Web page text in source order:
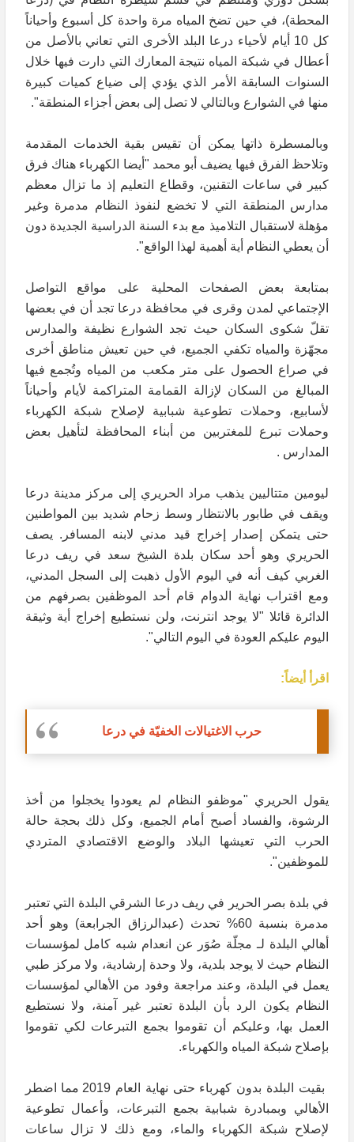
المحطة)، في حين تضخ المياه مرة واحدة كل أسبوع وأحياناً
كل 10 أيام لأحياء درعا البلد الأخرى التي تعاني بالأصل من
أعطال في شبكة المياه نتيجة المعارك التي دارت فيها خلال
السنوات السابقة الأمر الذي يؤدي إلى ضياع كميات كبيرة
منها في الشوارع وبالتالي لا تصل إلى بعض أجزاء المنطقة".
وبالمسطرة ذاتها يمكن أن تقيس بقية الخدمات المقدمة
وتلاحظ الفرق فيها يضيف أبو محمد "أيضا الكهرباء هناك فرق
كبير في ساعات التقنين، وقطاع التعليم إذ ما تزال معظم
مدارس المنطقة التي لا تخضع لنفوذ النظام مدمرة وغير
مؤهلة لاستقبال التلاميذ مع بدء السنة الدراسية الجديدة دون
أن يعطي النظام أية أهمية لهذا الواقع".
بمتابعة بعض الصفحات المحلية على مواقع التواصل
الإجتماعي لمدن وقرى في محافظة درعا تجد أن في بعضها
تقلّ شكوى السكان حيث تجد الشوارع نظيفة والمدارس
مجهّزة والمياه تكفي الجميع، في حين تعيش مناطق أخرى
في صراع الحصول على متر مكعب من المياه وتُجمع فيها
المبالغ من السكان لإزالة القمامة المتراكمة لأيام وأحياناً
لأسابيع، وحملات تطوعية شبابية لإصلاح شبكة الكهرباء
وحملات تبرع للمغتربين من أبناء المحافظة لتأهيل بعض
المدارس .
ليومين متتاليين يذهب مراد الحريري إلى مركز مدينة درعا
ويقف في طابور بالانتظار وسط زحام شديد بين المواطنين
حتى يتمكن إصدار إخراج قيد مدني لابنه المسافر. يصف
الحريري وهو أحد سكان بلدة الشيخ سعد في ريف درعا
الغربي كيف أنه في اليوم الأول ذهبت إلى السجل المدني،
ومع اقتراب نهاية الدوام قام أحد الموظفين بصرفهم من
الدائرة قائلا "لا يوجد انترنت، ولن نستطيع إخراج أية وثيقة
اليوم عليكم العودة في اليوم التالي".
اقرأ أيضاً:
حرب الاغتيالات الخفيّة في درعا
يقول الحريري "موظفو النظام لم يعودوا يخجلوا من أخذ
الرشوة، والفساد أصبح أمام الجميع، وكل ذلك بحجة حالة
الحرب التي تعيشها البلاد والوضع الاقتصادي المتردي
للموظفين".
في بلدة بصر الحرير في ريف درعا الشرقي البلدة التي تعتبر
مدمرة بنسبة 60% تحدث (عبدالرزاق الجرابعة) وهو أحد
أهالي البلدة لـ مجلّة صُوَر عن انعدام شبه كامل لمؤسسات
النظام حيث لا يوجد بلدية، ولا وحدة إرشادية، ولا مركز طبي
يعمل في البلدة، وعند مراجعة وفود من الأهالي لمؤسسات
النظام يكون الرد بأن البلدة تعتبر غير آمنة، ولا نستطيع
العمل بها، وعليكم أن تقوموا بجمع التبرعات لكي تقوموا
بإصلاح شبكة المياه والكهرباء.
بقيت البلدة بدون كهرباء حتى نهاية العام 2019 مما اضطر
الأهالي وبمبادرة شبابية بجمع التبرعات، وأعمال تطوعية
لإصلاح شبكة الكهرباء والماء، ومع ذلك لا تزال ساعات